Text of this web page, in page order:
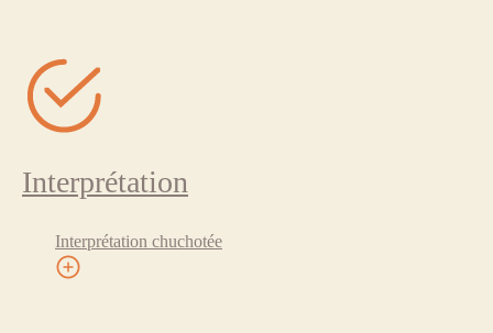
Interprétation
Interprétation chuchotée